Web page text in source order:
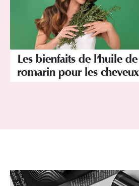
Les bienfaits de l'huile de
romarin pour les cheveux